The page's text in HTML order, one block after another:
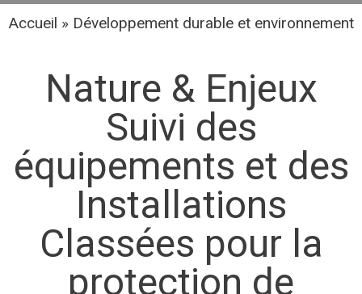
Accueil » Développement durable et environnement
Nature & Enjeux
Suivi des
équipements et des
Installations
Classées pour la
protection de